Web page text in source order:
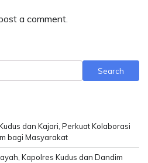
a comment.
Search
dan Kajari, Perkuat Kolaborasi
bagi Masyarakat
Kapolres Kudus dan Dandim